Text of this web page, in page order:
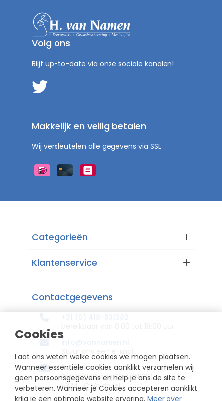
Cookies
Laat ons weten welke cookies we mogen plaatsen.
Wanneer essentiële cookies aanklikt verzamelen wij
geen persoonsgegevens en help je ons de site te
verbeteren. Wanneer je Cookies accepteren aanklikt
krijg je een optimale website ervaring. Meer over
Volg ons
Blijf up-to-date via onze sociale kanalen!
Makkelijk en veilig betalen
Wij versleutelen alle gegevens via SSL
Categorieën
Klantenservice
Contactgegevens
Stuur ons een e-mail.
Bezoek ons
Provincialeweg 31-A (N831)
5334 JC Velddriel